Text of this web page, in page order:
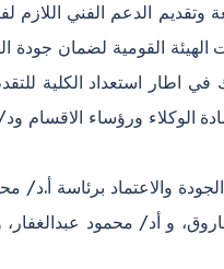
الموافق 15/6/2026 حيث تم المتابعة
القومية لضمان جودة
البرامجي (اصدار 2022 المعدل) وذلك في
الوكلاء ورؤساء
والاعتماد برئاسة
و أد/ محمود